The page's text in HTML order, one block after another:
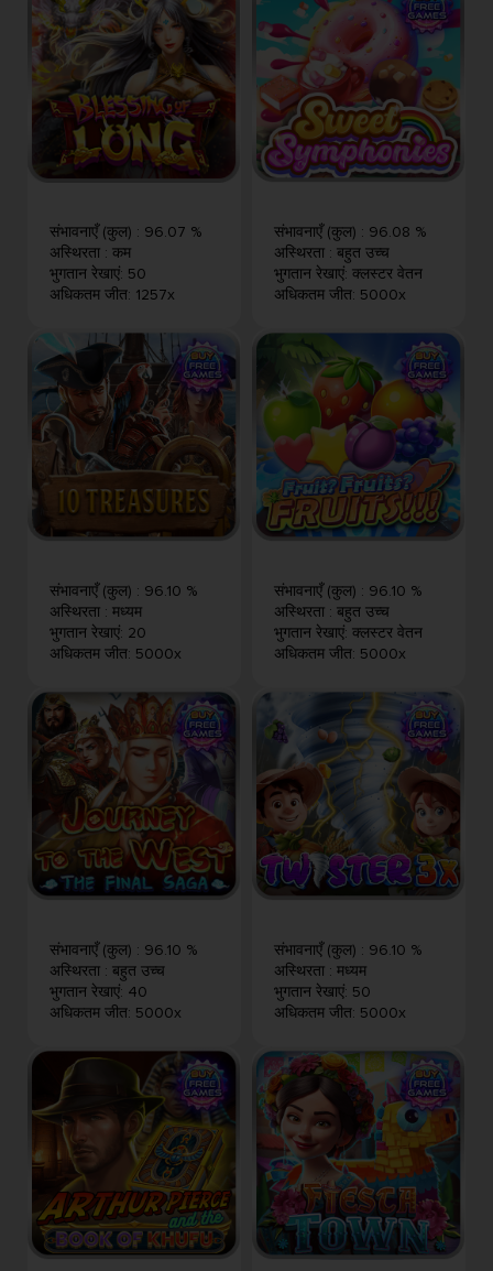
संभावनाएँ (कुल) : 96.07 %
अस्थिरता : कम
भुगतान रेखाएं: 50
अधिकतम जीत: 1257x
संभावनाएँ (कुल) : 96.08 %
अस्थिरता : बहुत उच्च
भुगतान रेखाएं: क्लस्टर वेतन
अधिकतम जीत: 5000x
संभावनाएँ (कुल) : 96.10 %
अस्थिरता : मध्यम
भुगतान रेखाएं: 20
अधिकतम जीत: 5000x
संभावनाएँ (कुल) : 96.10 %
अस्थिरता : बहुत उच्च
भुगतान रेखाएं: क्लस्टर वेतन
अधिकतम जीत: 5000x
संभावनाएँ (कुल) : 96.10 %
अस्थिरता : बहुत उच्च
भुगतान रेखाएं: 40
अधिकतम जीत: 5000x
संभावनाएँ (कुल) : 96.10 %
अस्थिरता : मध्यम
भुगतान रेखाएं: 50
अधिकतम जीत: 5000x